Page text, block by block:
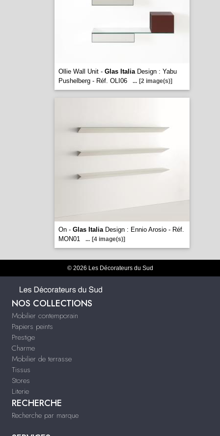
Ollie Wall Unit - Glas ItaliaDesign : Yabu
Pushelberg - Réf. OLI06
... [2 image(s)]
On - Glas ItaliaDesign : Ennio Arosio - Réf.
MON01
... [4 image(s)]
© 2026 Les Décorateurs du Sud
NOS COLLECTIONS
Mobilier contemporain
Papiers peints
Prestige
Charme
Mobilier de terrasse
Tissus
Stores
Literie
RECHERCHE
Recherche par marque